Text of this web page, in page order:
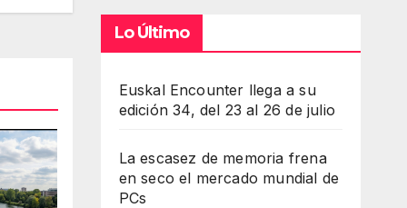
Lo Último
Euskal Encounter llega a su
edición 34, del 23 al 26 de julio
La escasez de memoria frena
en seco el mercado mundial de
PCs